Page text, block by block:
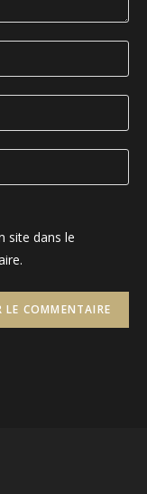
site dans le